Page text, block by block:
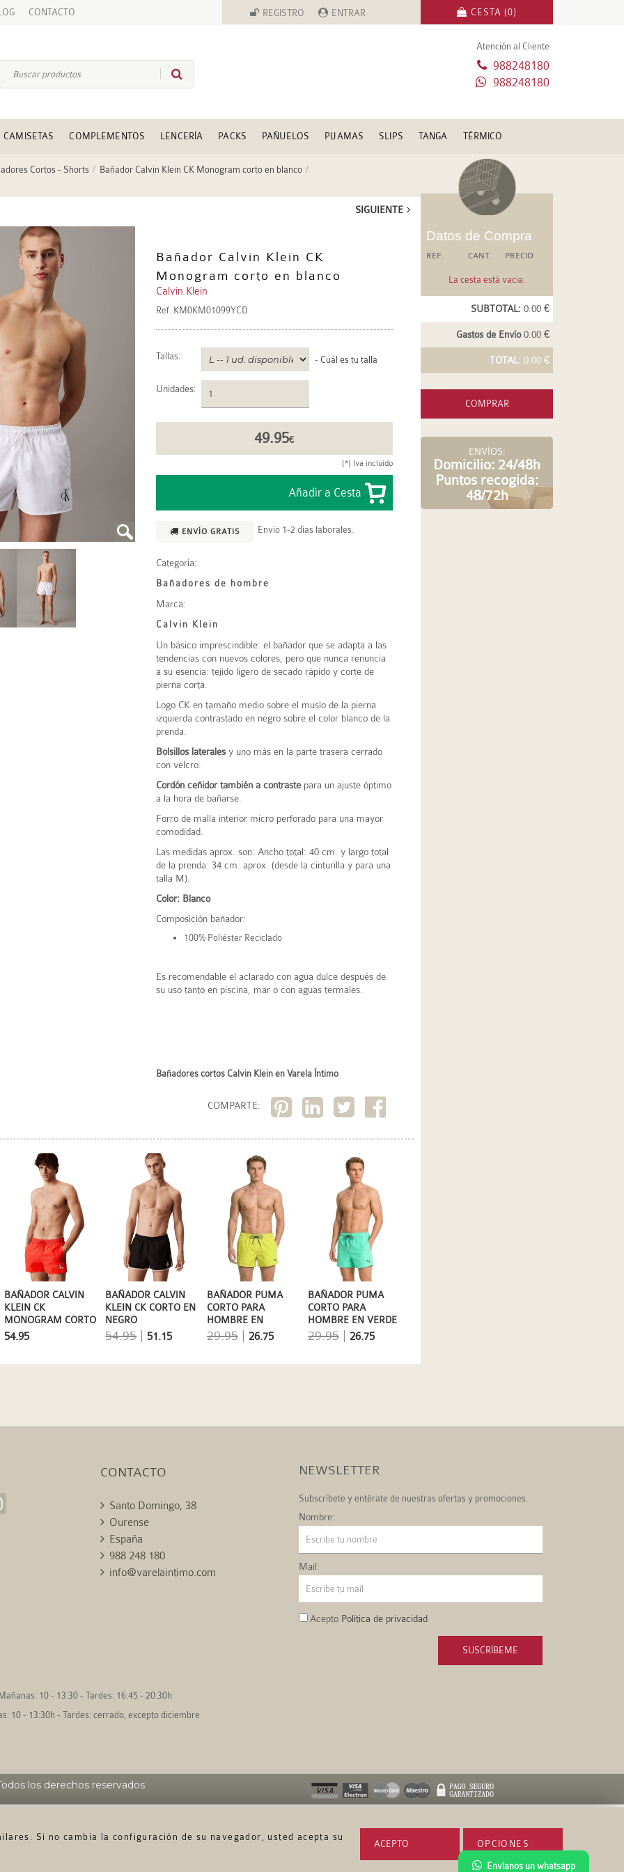
Si no cambia la configuración de su navegador, usted acepta su
ACEPTO OPCIONES
Envíanos un whatsapp
CONTACTO REGISTRO ENTRAR CESTA (0)
Atención al Cliente
988248180
988248180
CAMISETAS COMPLEMENTOS LENCERÍA PACKS PAÑUELOS PIJAMAS SLIPS TANGA TÉRMICO
Cortos - Shorts Bañador Calvin Klein CK Monogram corto en blanco
SIGUIENTE
Bañador Calvin Klein CK
Monogram corto en blanco
Calvin Klein
Ref. KM0KM01099YCD
Tallas: - Cuál es tu talla
Unidades:
49.95€
(*) Iva incluido
ENVÍO GRATIS Envío 1-2 días laborales.
Categoría:
Bañadores de hombre
Marca:
Calvin Klein
Un básico imprescindible: el bañador que se adapta a las
tendencias con nuevos colores, pero que nunca renuncia
a su esencia: tejido ligero de secado rápido y corte de
pierna corta.
Logo CK en tamaño medio sobre el muslo de la pierna
izquierda contrastado en negro sobre el color blanco de la
prenda.
Bolsillos laterales y uno más en la parte trasera cerrado
con velcro.
Cordón ceñidor también a contraste para un ajuste óptimo
a la hora de bañarse.
Forro de malla interior micro perforado para una mayor
comodidad.
Las medidas aprox. son: Ancho total: 40 cm. y largo total
de la prenda: 34 cm. aprox. (desde la cinturilla y para una
talla M).
Color: Blanco
Composición bañador:
100% Poliéster Reciclado
Es recomendable el aclarado con agua dulce después de
su uso tanto en piscina, mar o con aguas termales.
Bañadores cortos Calvin Klein en Varela Íntimo
COMPARTE:
BAÑADOR PUMA
CORTO PARA
HOMBRE EN VERDE
CLARO DE SECADO
29.95| 26.75
BAÑADOR PUMA
CORTO PARA
HOMBRE EN
AMARILLO LIMÓN DE
SECADO RÁPIDO
29.95| 26.75
BAÑADOR CALVIN
KLEIN CK CORTO EN
NEGRO
54.95| 51.15
BAÑADOR CALVIN
KLEIN CK
MONOGRAM CORTO
EN NARANJA
54.95
Datos de Compra
REF. CANT. PRECIO
La cesta está vacia.
SUBTOTAL: 0.00 €
Gastos de Envío0.00 €
TOTAL: 0.00 €
COMPRAR
ENVÍOS:
Domicilio: 24/48h
Puntos recogida:
48/72h
CONTACTO
Santo Domingo, 38
Ourense
España
988 248 180
info@varelaintimo.com
NEWSLETTER
Subscríbete y entérate de nuestras ofertas y promociones.
Nombre:
Mail:
Acepto Política de privacidad
SUSCRÍBEME
10 - 13:30 - Tardes: 16:45 - 20:30h
10 - 13:30h - Tardes: cerrado, excepto diciembre
los derechos reservados